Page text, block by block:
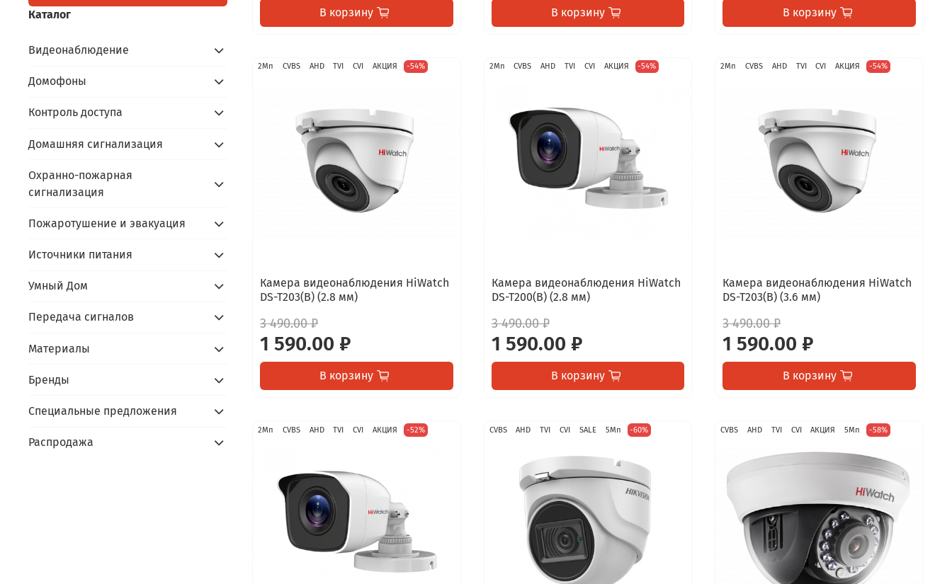
В корзину В корзину В корзину
2Мп CVBS AHD TVI CVI АКЦИЯ -54%
Камера видеонаблюдения HiWatch
DS-T203(B) (2.8 мм)
3 490.00 ₽
1 590.00 ₽
В корзину
2Мп CVBS AHD TVI CVI АКЦИЯ -54%
Камера видеонаблюдения HiWatch
DS-T200(B) (2.8 мм)
3 490.00 ₽
1 590.00 ₽
В корзину
2Мп CVBS AHD TVI CVI АКЦИЯ -54%
Камера видеонаблюдения HiWatch
DS-T203(B) (3.6 мм)
3 490.00 ₽
1 590.00 ₽
В корзину
2Мп CVBS AHD TVI CVI АКЦИЯ -52% CVBS AHD TVI CVI SALE 5Мп -60% CVBS AHD TVI CVI АКЦИЯ 5Мп -58%
Каталог
Видеонаблюдение
Домофоны
Контроль доступа
Домашняя сигнализация
Охранно-пожарная
сигнализация
Пожаротушение и эвакуация
Источники питания
Умный Дом
Передача сигналов
Материалы
Бренды
Специальные предложения
Распродажа